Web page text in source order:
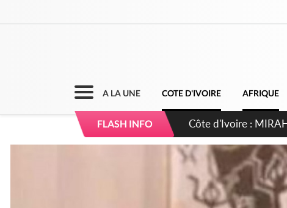
A LA UNE COTE D'IVOIRE AFRIQUE
FLASH INFO Côte d'Ivoire :